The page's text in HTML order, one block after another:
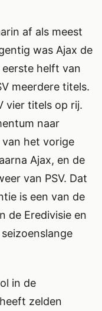
af als meest
was Ajax de
helft van
meerdere titels.
vier titels op rij.
naar
het vorige
Ajax, en de
van PSV. Dat
is een van de
de Eredivisie en
in de
zelden